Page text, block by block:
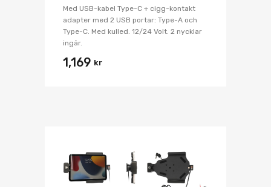
Med USB-kabel Type-C + cigg-kontakt
adapter med 2 USB portar: Type-A och
Type-C. Med kulled. 12/24 Volt. 2 nycklar
ingår.
1,169 kr